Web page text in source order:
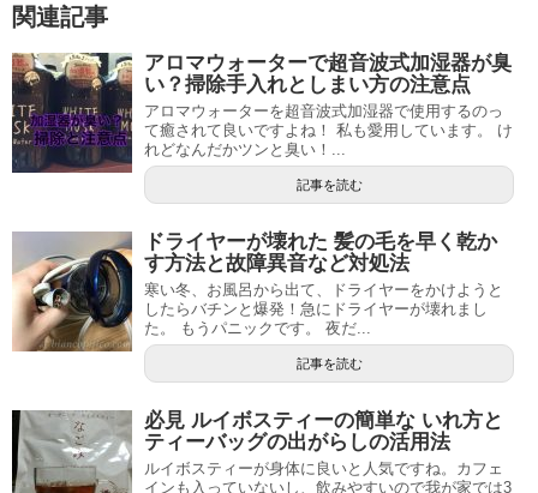
関連記事
アロマウォーターで超音波式加湿器が臭
い？掃除手入れとしまい方の注意点
アロマウォーターを超音波式加湿器で使用するのっ
て癒されて良いですよね！ 私も愛用しています。 け
れどなんだかツンと臭い！...
記事を読む
ドライヤーが壊れた 髪の毛を早く乾か
す方法と故障異音など対処法
寒い冬、お風呂から出て、ドライヤーをかけようと
したらバチンと爆発！急にドライヤーが壊れまし
た。 もうパニックです。 夜だ...
記事を読む
必見 ルイボスティーの簡単な いれ方と
ティーバッグの出がらしの活用法
ルイボスティーが身体に良いと人気ですね。カフェ
インも入っていないし、飲みやすいので我が家では3